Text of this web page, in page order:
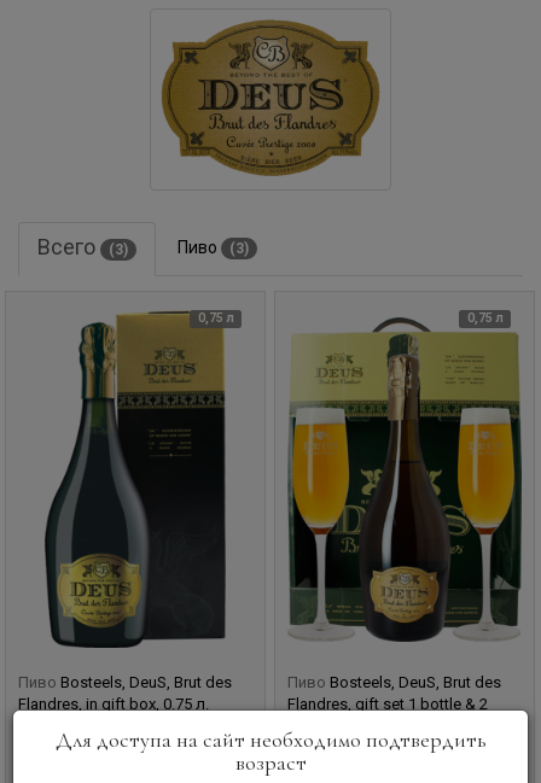
Всего (3) Пиво (3)
0,75 л
Пиво Bosteels, DeuS, Brut des
Flandres, in gift box, 0.75 л.
0,75 л
Пиво Bosteels, DeuS, Brut des
Flandres, gift set 1 bottle & 2
ДеуС, Брют де Фландр, Набор из 1-й
бутылки и 2-х бокалов, в п/у
Для доступа на сайт необходимо подтвердить
возраст